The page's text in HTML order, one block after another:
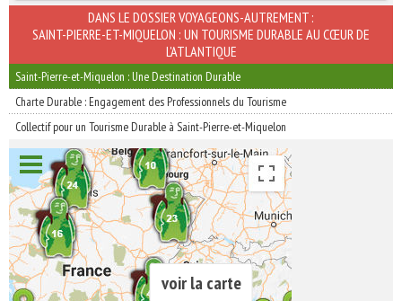
INSCRIVEZ-VOUS | ABONNEZ-VOUS
DANS LE DOSSIER VOYAGEONS-AUTREMENT :
SAINT-PIERRE-ET-MIQUELON : UN TOURISME DURABLE AU CŒUR DE
L'ATLANTIQUE
Saint-Pierre-et-Miquelon : Une Destination Durable
Charte Durable : Engagement des Professionnels du Tourisme
Collectif pour un Tourisme Durable à Saint-Pierre-et-Miquelon
voir la carte